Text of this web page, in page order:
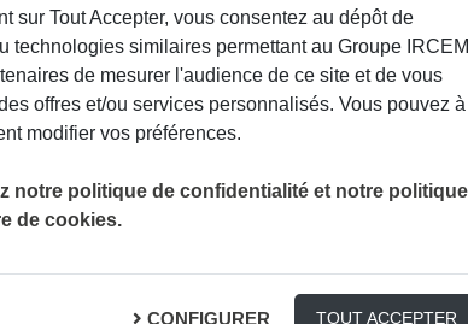
de ventes agressives
sur Tout Accepter, vous consentez au dépôt de
technologies similaires permettant au Groupe IRCEM
de mesurer l'audience de ce site et de vous
offres et/ou services personnalisés. Vous pouvez à
modifier vos préférences.
notre politique de confidentialité et notre politique
de cookies.
CONFIGURER TOUT ACCEPTER